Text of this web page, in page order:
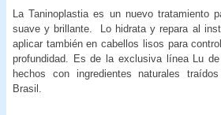
La Taninoplastia es un nuevo tratamiento
suave y brillante. Lo hidrata y repara al
aplicar también en cabellos lisos para
profundidad. Es de la exclusiva línea Lu
hechos con ingredientes naturales
Brasil.